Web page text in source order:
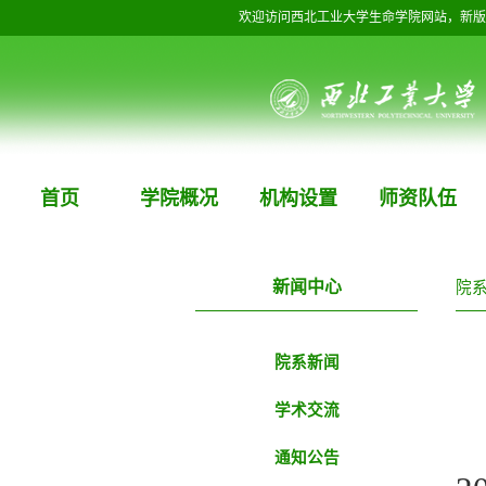
欢迎访问西北工业大学生命学院网站，新
首页 学院概况 机构设置 师资队伍
新闻中心
院系新闻
学术交流
通知公告
院